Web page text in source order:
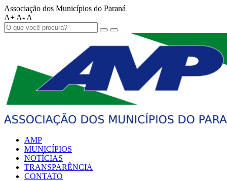
Associação dos Municípios do Paraná
A+ A- A
AMP
MUNICÍPIOS
NOTÍCIAS
TRANSPARÊNCIA
CONTATO